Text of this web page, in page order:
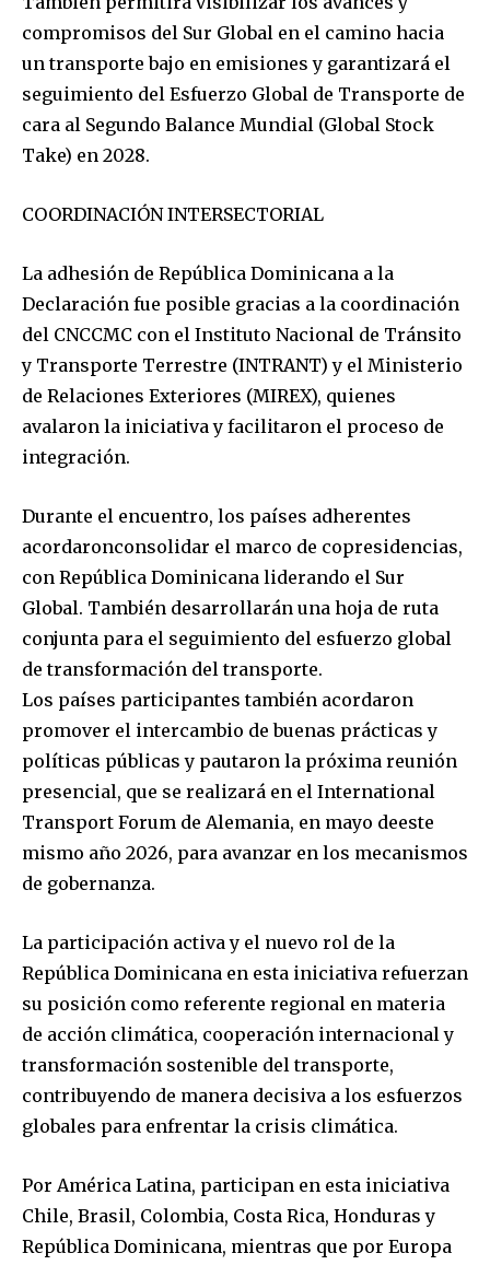
compromisos del Sur Global en el camino hacia
un transporte bajo en emisiones y garantizará el
seguimiento del Esfuerzo Global de Transporte de
cara al Segundo Balance Mundial (Global Stock
Take) en 2028.
COORDINACIÓN INTERSECTORIAL
La adhesión de República Dominicana a la
Declaración fue posible gracias a la coordinación
del CNCCMC con el Instituto Nacional de Tránsito
y Transporte Terrestre (INTRANT) y el Ministerio
de Relaciones Exteriores (MIREX), quienes
avalaron la iniciativa y facilitaron el proceso de
integración.
Durante el encuentro, los países adherentes
acordaronconsolidar el marco de copresidencias,
con República Dominicana liderando el Sur
Global. También desarrollarán una hoja de ruta
conjunta para el seguimiento del esfuerzo global
de transformación del transporte.
Los países participantes también acordaron
promover el intercambio de buenas prácticas y
políticas públicas y pautaron la próxima reunión
presencial, que se realizará en el International
Transport Forum de Alemania, en mayo deeste
mismo año 2026, para avanzar en los mecanismos
de gobernanza.
La participación activa y el nuevo rol de la
República Dominicana en esta iniciativa refuerzan
su posición como referente regional en materia
de acción climática, cooperación internacional y
transformación sostenible del transporte,
contribuyendo de manera decisiva a los esfuerzos
globales para enfrentar la crisis climática.
Por América Latina, participan en esta iniciativa
Chile, Brasil, Colombia, Costa Rica, Honduras y
República Dominicana, mientras que por Europa